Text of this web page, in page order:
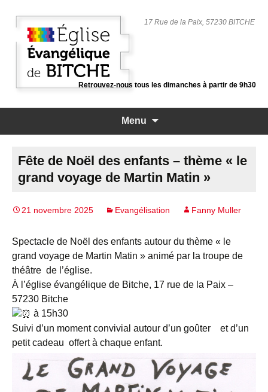
Retrouvez-nous tous les dimanches à partir de 9h30
17 Rue de la Paix, 57230 BITCHE
Menu
principal
Fête de Noël des enfants – thème « le
grand voyage de Martin Matin »
21 novembre 2025 Evangélisation Fanny Muller
Spectacle de Noël des enfants autour du thème « le
grand voyage de Martin Matin » animé par la troupe de
théâtre de l’église.
À l’église évangélique de Bitche, 17 rue de la Paix –
57230 Bitche
à 15h30
Suivi d’un moment convivial autour d’un goûter
et d’un
petit cadeau offert à chaque enfant.